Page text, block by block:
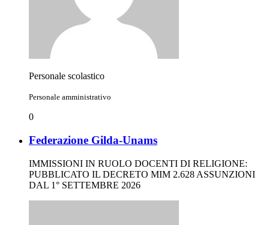
Personale scolastico
Personale amministrativo
0
Federazione Gilda-Unams
IMMISSIONI IN RUOLO DOCENTI DI RELIGIONE:
PUBBLICATO IL DECRETO MIM 2.628 ASSUNZIONI
DAL 1° SETTEMBRE 2026